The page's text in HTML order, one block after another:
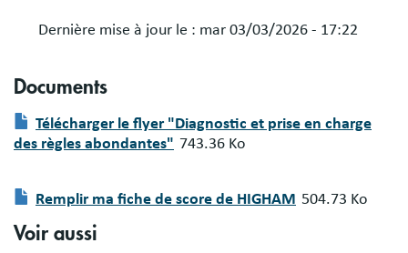
Dernière mise à jour le : mar 03/03/2026 - 17:22
Documents
Document
Télécharger le flyer "Diagnostic et prise en charge
des règles abondantes" 743.36 Ko
Document
Remplir ma fiche de score de HIGHAM 504.73 Ko
Voir aussi